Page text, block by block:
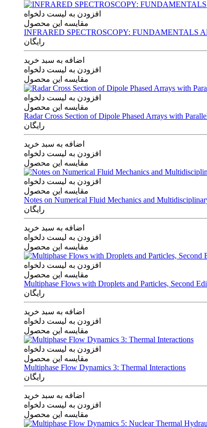
افزودن به لیست دلخواه
مقایسه این محصول
INFRARED SPECTROSCOPY: FUNDAMENTALS
رایگان
اضافه به سبد خرید
افزودن به لیست دلخواه
مقایسه این محصول
افزودن به لیست دلخواه
مقایسه این محصول
Radar Cross Section of Dipole Phased Arrays with
رایگان
اضافه به سبد خرید
افزودن به لیست دلخواه
مقایسه این محصول
افزودن به لیست دلخواه
مقایسه این محصول
Notes on Numerical Fluid Mechanics and
رایگان
اضافه به سبد خرید
افزودن به لیست دلخواه
مقایسه این محصول
افزودن به لیست دلخواه
مقایسه این محصول
Multiphase Flows with Droplets and Particles, Second
رایگان
اضافه به سبد خرید
افزودن به لیست دلخواه
مقایسه این محصول
افزودن به لیست دلخواه
مقایسه این محصول
Multiphase Flow Dynamics 3: Thermal Interactions
رایگان
اضافه به سبد خرید
افزودن به لیست دلخواه
مقایسه این محصول